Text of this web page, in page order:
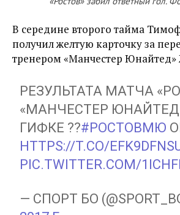
В середине второго тайма
получил желтую карточку за
тренером «Манчестер
РЕЗУЛЬТАТА МАТЧА
«МАНЧЕСТЕР
ГИФКЕ ??#РОСТОВМЮ
HTTPS://T.CO/
PIC.TWITTER.COM/
— СПОРТ БО